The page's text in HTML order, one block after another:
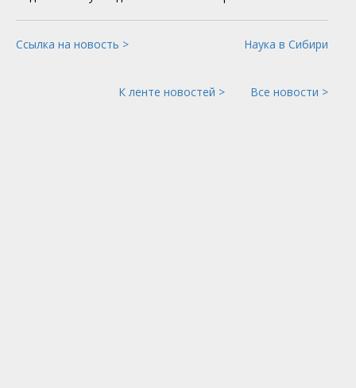
Ссылка на новость > Наука в Сибири
К ленте новостей > Все новости >